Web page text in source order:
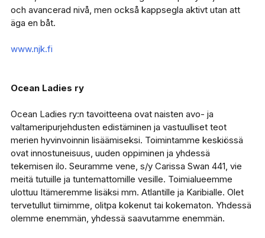
och avancerad nivå, men också kappsegla aktivt utan att
äga en båt.
www.njk.fi
Ocean Ladies ry
Ocean Ladies ry:n tavoitteena ovat naisten avo- ja
valtameripurjehdusten edistäminen ja vastuulliset teot
merien hyvinvoinnin lisäämiseksi. Toimintamme keskiössä
ovat innostuneisuus, uuden oppiminen ja yhdessä
tekemisen ilo. Seuramme vene, s/y Carissa Swan 441, vie
meitä tutuille ja tuntemattomille vesille. Toimialueemme
ulottuu Itämeremme lisäksi mm. Atlantille ja Karibialle. Olet
tervetullut tiimimme, olitpa kokenut tai kokematon. Yhdessä
olemme enemmän, yhdessä saavutamme enemmän.